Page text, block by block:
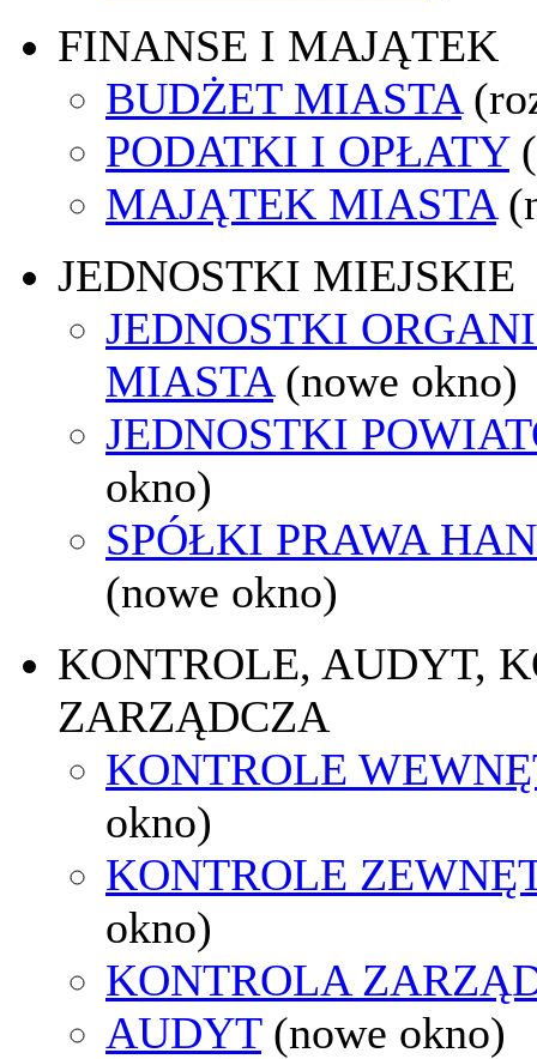
FINANSE I MAJĄTEK
BUDŻET MIASTA
PODATKI I OPŁATY
MAJĄTEK MIASTA
JEDNOSTKI MIEJSKIE
JEDNOSTKI
MIASTA (nowe okno)
JEDNOSTKI
okno)
SPÓŁKI PRAWA
(nowe okno)
KONTROLE, AUDYT,
ZARZĄDCZA
KONTROLE
okno)
KONTROLE
okno)
KONTROLA
AUDYT (nowe okno)